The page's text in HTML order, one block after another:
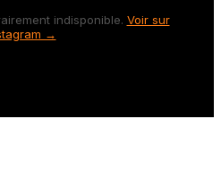
indisponible. Voir sur
→